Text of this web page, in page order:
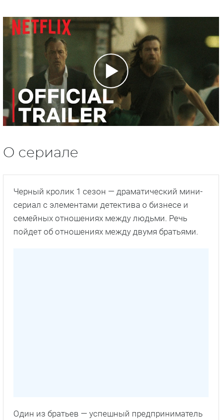
О сериале
Черный кролик 1 сезон — драматический мини-
сериал с элементами детектива о бизнесе и
семейных отношениях между людьми. Речь
пойдет об отношениях между двумя братьями.
Один из братьев — успешный предприниматель